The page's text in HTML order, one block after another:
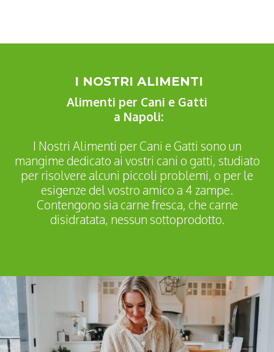
I NOSTRI ALIMENTI
Alimenti per Cani e Gatti
a Napoli:
I Nostri Alimenti per Cani e Gatti sono un
mangime dedicato ai vostri cani o gatti, studiato
per risolvere alcuni piccoli problemi, o per le
esigenze del vostro amico a 4 zampe.
Contengono sia carne fresca, che carne
disidratata, nessun sottoprodotto.